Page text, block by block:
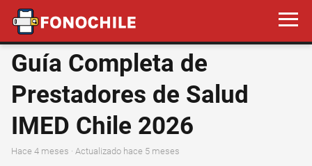
Guía Completa de
Prestadores de Salud
IMED Chile 2026
hace 4 meses · Actualizado hace 5 meses